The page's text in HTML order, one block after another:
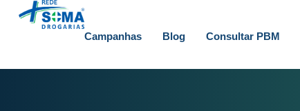
Campanhas Blog Consultar PBM